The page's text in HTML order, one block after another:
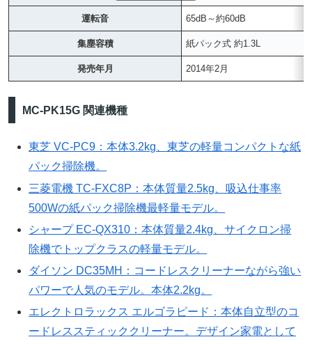
運転音 65dB～約60dB
集塵容積 紙パック式 約1.3L
発売年月 2014年2月
MC-PK15G 関連機種
東芝 VC-PC9：本体3.2kg、東芝の軽量コンパクトな紙
パック掃除機。
三菱電機 TC-FXC8P：本体質量2.5kg、吸込仕事率
500Wの紙パック掃除機最軽量モデル。
シャープ EC-QX310：本体質量2.4kg、サイクロン掃
除機でトップクラスの軽量モデル。
ダイソン DC35MH：コードレスクリーナーながら強い
パワーで人気のモデル。本体2.2kg。
エレクトロラックス エルゴラピード：本体自立型のコ
ードレススティッククリーナー。デザイン家電として